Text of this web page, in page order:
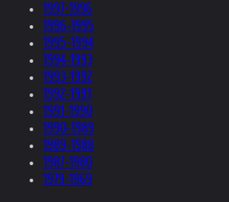
1997-1996
1996-1995
1995-1994
1994-1993
1993-1992
1992-1991
1991-1990
1990-1989
1989-1988
1987-1980
1979-1969